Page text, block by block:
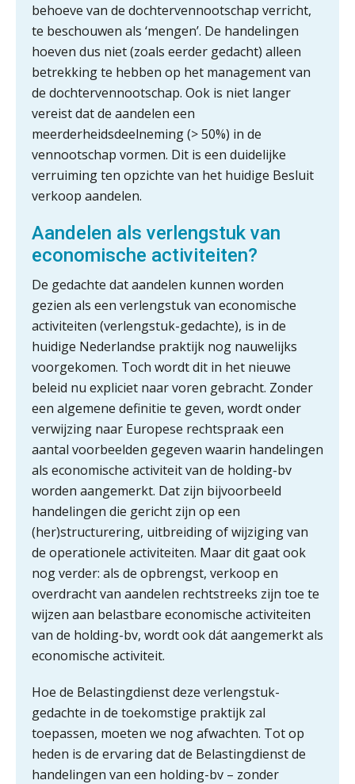
behoeve van de dochtervennootschap verricht,
te beschouwen als ‘mengen’. De handelingen
hoeven dus niet (zoals eerder gedacht) alleen
betrekking te hebben op het management van
de dochtervennootschap. Ook is niet langer
vereist dat de aandelen een
meerderheidsdeelneming (> 50%) in de
vennootschap vormen. Dit is een duidelijke
verruiming ten opzichte van het huidige Besluit
verkoop aandelen.
Aandelen als verlengstuk van
economische activiteiten?
De gedachte dat aandelen kunnen worden
gezien als een verlengstuk van economische
activiteiten (verlengstuk-gedachte), is in de
huidige Nederlandse praktijk nog nauwelijks
voorgekomen. Toch wordt dit in het nieuwe
beleid nu expliciet naar voren gebracht. Zonder
een algemene definitie te geven, wordt onder
verwijzing naar Europese rechtspraak een
aantal voorbeelden gegeven waarin handelingen
als economische activiteit van de holding-bv
worden aangemerkt. Dat zijn bijvoorbeeld
handelingen die gericht zijn op een
(her)structurering, uitbreiding of wijziging van
de operationele activiteiten. Maar dit gaat ook
nog verder: als de opbrengst, verkoop en
overdracht van aandelen rechtstreeks zijn toe te
wijzen aan belastbare economische activiteiten
van de holding-bv, wordt ook dát aangemerkt als
economische activiteit.
Hoe de Belastingdienst deze verlengstuk-
gedachte in de toekomstige praktijk zal
toepassen, moeten we nog afwachten. Tot op
heden is de ervaring dat de Belastingdienst de
handelingen van een holding-bv – zonder
Yousri Mandour: “Verandering begint
waar het schuurt”
Waarom het huidige verdienmodel
van accountants verleden tijd is
Wie is de eerste? De AI-revolutie
Hoe snellere straatjes het zicht op
datakwaliteit vertroebelen
‘De accountant is essentieel voor
ondernemers in het mkb’
Waarom een VOF-contract net zo
belangrijk is als het zakelijk plan zelf
Waarom jouw klant sneller
antwoordt via een app dan via de
mail
iXBRL controleren: wanneer moet
het, en waar let je op?
Het herbeleggen van de
Herinvesteringsreserve (HIR) in een
vastgoedbeleggingsfonds?
Inzicht in je organisatie: de kracht zit
in eenvoud
Ketenmachtigingen centraal beheren:
zo werkt u slimmer met eHerkenning
de autonome AI-boekhouder
De curator klopt aan: wat moet een
accountantskantoor afgeven bij een
faillissement van een klant?